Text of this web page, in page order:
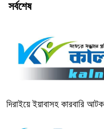
সর্বশেষ
দিরাইয়ে ইয়াবাসহ কারবারি আটক